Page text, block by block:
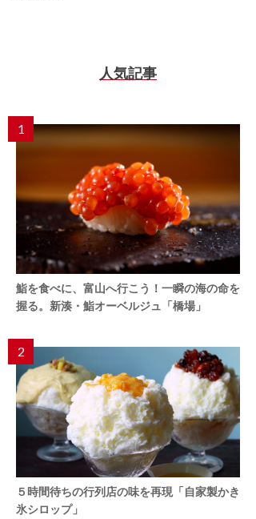
人気記事
1
鮨を食べに、富山へ行こう！一瞬の海の命を
握る。新湊・鮨オーベルジュ「橋場」
2
５時間待ちの行列店の味を再現「自家製かき
氷シロップ」